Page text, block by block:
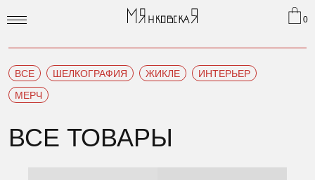
0
ВСЕ ШЕЛКОГРАФИЯ ЖИКЛЕ
ИНТЕРЬЕР
МЕРЧ
ВСЕ ТОВАРЫ